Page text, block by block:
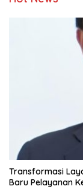
Transformasi
Baru Pelayanan